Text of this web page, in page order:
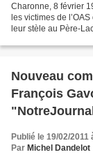
Charonne, 8 février
les victimes de
leur stèle au Père-
Nouveau
François
Publié le 19/02/2011
Par Michel Dandelot